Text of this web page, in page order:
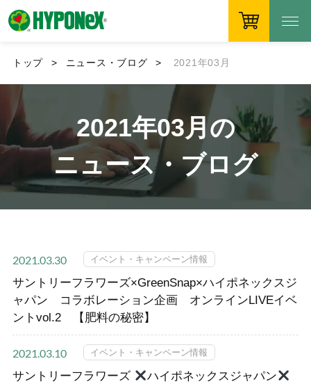
トップ ニュース・ブログ 2021年03月
2021年03月の
ニュース・ブログ
2021.03.30 イベント・キャンペーン情報
サントリーフラワーズ×GreenSnap×ハイポネックスジ
ャパン コラボレーション企画 オンラインLIVEイベ
ントvol.2 【肥料の秘密】
2021.03.10 イベント・キャンペーン情報
サントリーフラワーズ
ハイポネックスジャパン